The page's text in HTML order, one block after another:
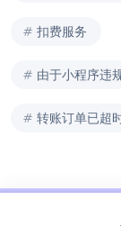
扣费服务
由于小程序违
转账订单已超